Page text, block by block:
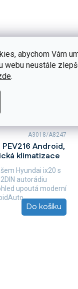
abychom Vám
webu neustále
.
Android,
klimatizace
Do košíku
Hyundai ix20 s
autorádiu
upoutá moderní
A3018/A8247